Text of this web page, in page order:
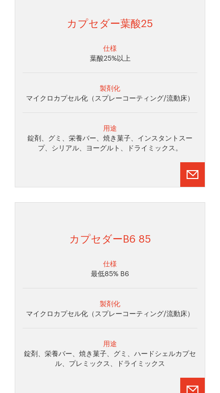
カプセダー葉酸25
仕様
葉酸25%以上
製剤化
マイクロカプセル化（スプレーコーティング/流動床）
用途
錠剤、グミ、栄養バー、焼き菓子、インスタントスー
プ、シリアル、ヨーグルト、ドライミックス。
カプセダーB6 85
仕様
最低85% B6
製剤化
マイクロカプセル化（スプレーコーティング/流動床）
用途
錠剤、栄養バー、焼き菓子、グミ、ハードシェルカプセ
ル、プレミックス、ドライミックス